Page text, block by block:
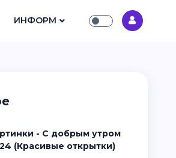
ИНФОРМ
(Красивые открытки)